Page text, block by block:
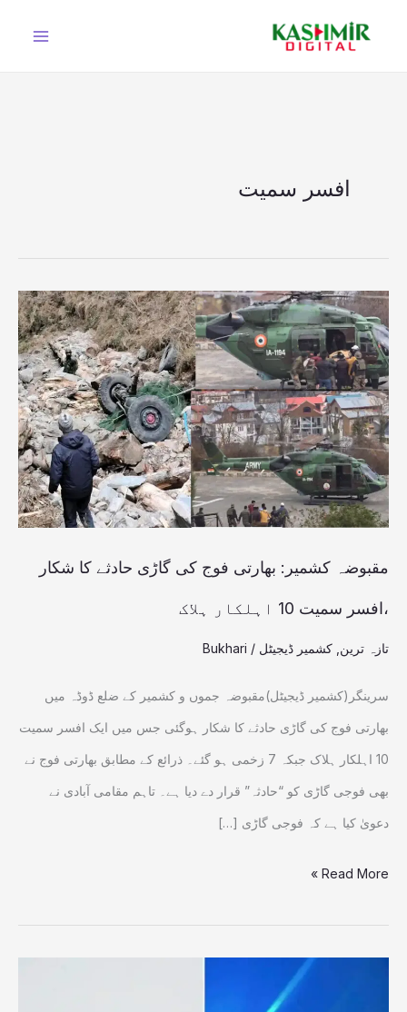
افسر سمیت
مقبوضہ کشمیر: بھارتی فوج کی گاڑی حادثے کا شکار
،افسر سمیت 10 اہلکار ہلاک
تازہ ترین کشمیر ڈیجیٹل /
Bukhari
سرینگر(کشمیر ڈیجیٹل)مقبوضہ جموں و کشمیر کے ضلع ڈوڈہ میں
بھارتی فوج کی گاڑی حادثے کا شکار ہوگئی جس میں ایک افسر سمیت
10 اہلکار ہلاک جبکہ 7 زخمی ہو گئے۔ ذرائع کے مطابق بھارتی فوج نے
بھی فوجی گاڑی کو “حادثہ” قرار دے دیا ہے۔ تاہم مقامی آبادی نے
دعویٰ کیا ہے کہ فوجی گاڑی […]
مقبوضہ
کشمیر:
بھارتی
فوج
کی
گاڑی
حادثے
کا
شکار
10
اہلکار
ہلاک
Read More »